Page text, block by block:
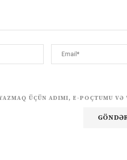
ÜÇÜN ADIMI, E-POÇTUMU VƏ